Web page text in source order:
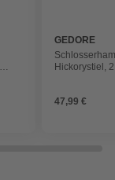
GEDORE
Hickorystiel,
47,99 €